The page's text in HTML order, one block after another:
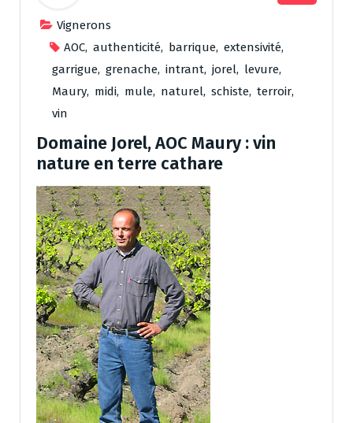
Vignerons
AOC, authenticité, barrique, extensivité,
garrigue, grenache, intrant, jorel, levure,
Maury, midi, mule, naturel, schiste, terroir,
vin
Domaine Jorel, AOC Maury : vin
nature en terre cathare